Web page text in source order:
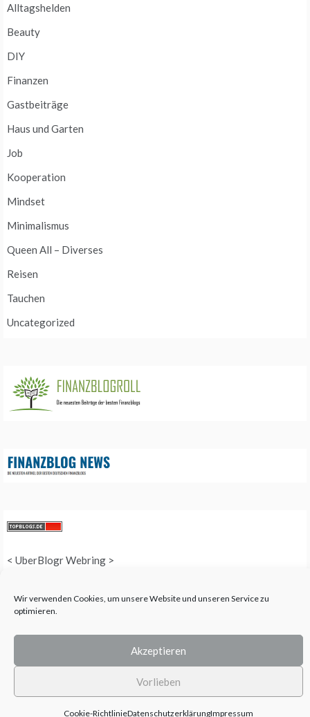
Wir verwenden Cookies, um unsere Website und unseren Service zu
optimieren.
Akzeptieren
Vorlieben
Cookie-RichtlinieDatenschutzerklärungImpressum
Alltagshelden
Beauty
DIY
Finanzen
Gastbeiträge
Haus und Garten
Job
Kooperation
Mindset
Minimalismus
Queen All – Diverses
Reisen
Tauchen
Uncategorized
< UberBlogr Webring >
COPYRIGHT © 2025 QUEEN-ALL - ALL RIGHTS RESERVED. THEME: PROMOS
TEMPLATE SELL